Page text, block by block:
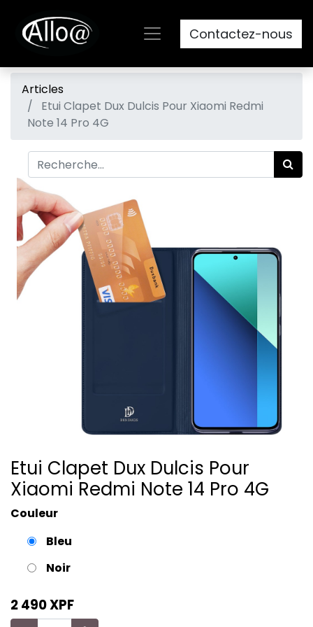
Contactez-nous
Articles
Etui Clapet Dux Dulcis Pour Xiaomi Redmi
Note 14 Pro 4G
Etui Clapet Dux Dulcis Pour
Xiaomi Redmi Note 14 Pro 4G
Couleur
Bleu
Noir
2 490XPF